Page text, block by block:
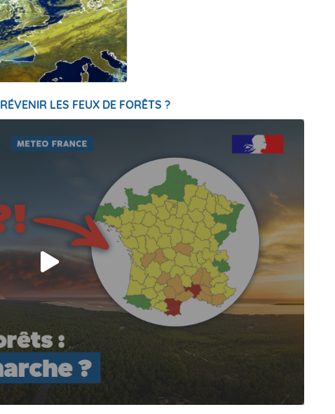
LES FEUX DE FORÊTS ?